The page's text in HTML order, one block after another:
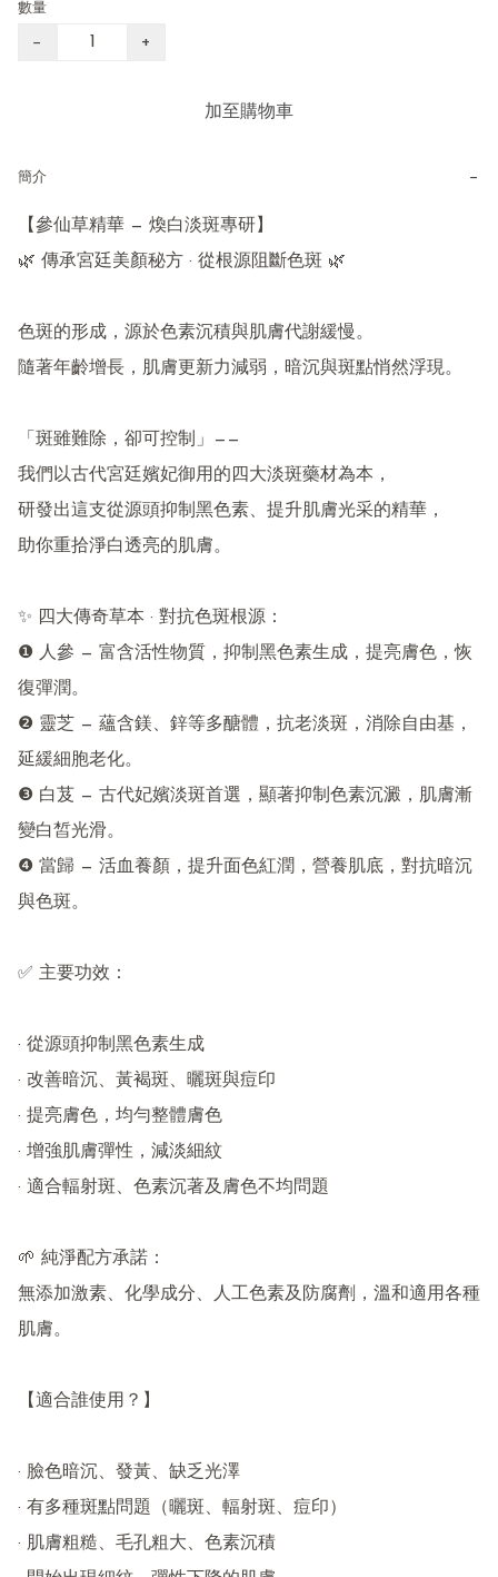
數量
− +
加至購物車
簡介 −
【參仙草精華 — 煥白淡斑專研】
🌿 傳承宮廷美顏秘方 · 從根源阻斷色斑 🌿
色斑的形成，源於色素沉積與肌膚代謝緩慢。
隨著年齡增長，肌膚更新力減弱，暗沉與斑點悄然浮現。
「斑雖難除，卻可控制」——
我們以古代宮廷嬪妃御用的四大淡斑藥材為本，
研發出這支從源頭抑制黑色素、提升肌膚光采的精華，
助你重拾淨白透亮的肌膚。
✨ 四大傳奇草本 · 對抗色斑根源：
❶ 人參 — 富含活性物質，抑制黑色素生成，提亮膚色，恢
復彈潤。
❷ 靈芝 — 蘊含鎂、鋅等多醣體，抗老淡斑，消除自由基，
延緩細胞老化。
❸ 白芨 — 古代妃嬪淡斑首選，顯著抑制色素沉澱，肌膚漸
變白皙光滑。
❹ 當歸 — 活血養顏，提升面色紅潤，營養肌底，對抗暗沉
與色斑。
✅ 主要功效：
· 從源頭抑制黑色素生成
· 改善暗沉、黃褐斑、曬斑與痘印
· 提亮膚色，均勻整體膚色
· 增強肌膚彈性，減淡細紋
· 適合輻射斑、色素沉著及膚色不均問題
🌱 純淨配方承諾：
無添加激素、化學成分、人工色素及防腐劑，溫和適用各種
肌膚。
【適合誰使用？】
· 臉色暗沉、發黃、缺乏光澤
· 有多種斑點問題（曬斑、輻射斑、痘印）
· 肌膚粗糙、毛孔粗大、色素沉積